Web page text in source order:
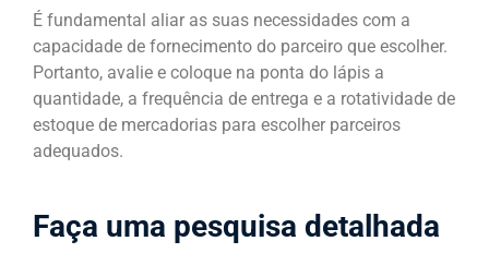
É fundamental aliar as suas necessidades com a
capacidade de fornecimento do parceiro que escolher.
Portanto, avalie e coloque na ponta do lápis a
quantidade, a frequência de entrega e a rotatividade de
estoque de mercadorias para escolher parceiros
adequados.
Faça uma pesquisa detalhada